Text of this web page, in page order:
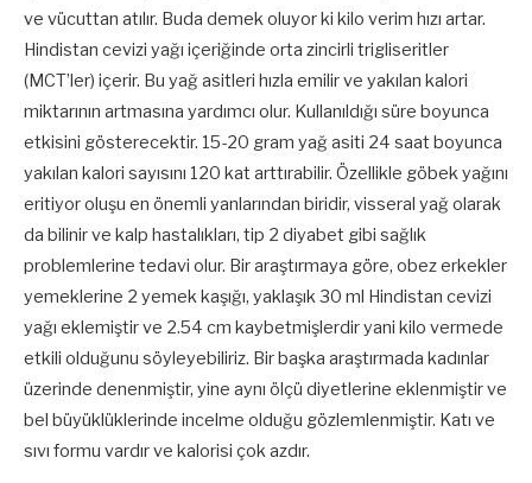
ve vücuttan atılır. Buda demek oluyor ki kilo verim hızı artar.
Hindistan cevizi yağı içeriğinde orta zincirli trigliseritler
(MCT’ler) içerir. Bu yağ asitleri hızla emilir ve yakılan kalori
miktarının artmasına yardımcı olur. Kullanıldığı süre boyunca
etkisini gösterecektir. 15-20 gram yağ asiti 24 saat boyunca
yakılan kalori sayısını 120 kat arttırabilir. Özellikle göbek yağını
eritiyor oluşu en önemli yanlarından biridir, visseral yağ olarak
da bilinir ve kalp hastalıkları, tip 2 diyabet gibi sağlık
problemlerine tedavi olur. Bir araştırmaya göre, obez erkekler
yemeklerine 2 yemek kaşığı, yaklaşık 30 ml Hindistan cevizi
yağı eklemiştir ve 2.54 cm kaybetmişlerdir yani kilo vermede
etkili olduğunu söyleyebiliriz. Bir başka araştırmada kadınlar
üzerinde denenmiştir, yine aynı ölçü diyetlerine eklenmiştir ve
bel büyüklüklerinde incelme olduğu gözlemlenmiştir. Katı ve
sıvı formu vardır ve kalorisi çok azdır.